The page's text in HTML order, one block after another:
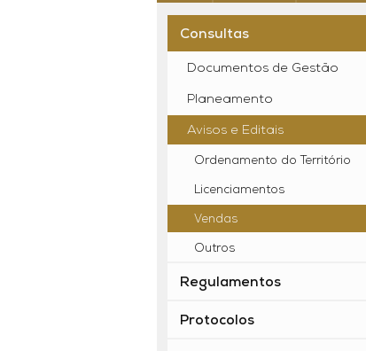
Consultas
Documentos de Gestão
Planeamento
Avisos e Editais
Ordenamento do Território
Licenciamentos
Vendas
Outros
Regulamentos
Protocolos